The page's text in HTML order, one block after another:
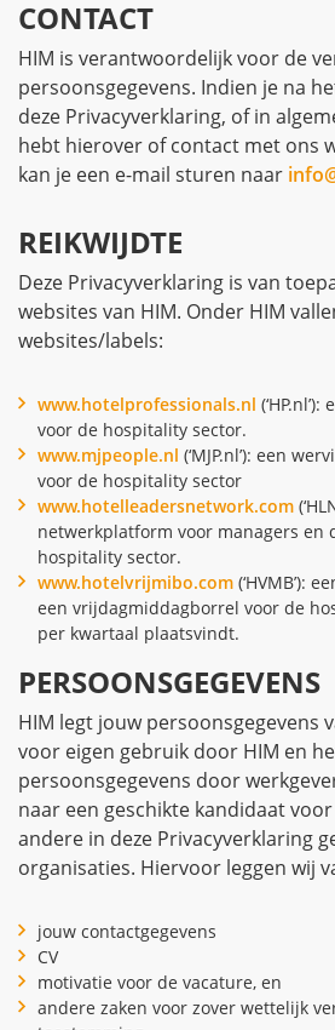
CONTACT
HIM is verantwoordelijk voor de
persoonsgegevens. Indien je na
deze Privacyverklaring, of in
hebt hierover of contact met ons
kan je een e-mail sturen naar
REIKWIJDTE
Deze Privacyverklaring is van
websites van HIM. Onder HIM
websites/labels:
www.hotelprofessionals.nl
voor de hospitality sector.
www.mjpeople.nl (‘MJP.nl’): een
voor de hospitality sector
www.hotelleadersnetwork.com
netwerkplatform voor managers en
hospitality sector.
www.hotelvrijmibo.com (‘HVMB’):
een vrijdagmiddagborrel voor de
per kwartaal plaatsvindt.
PERSOONSGEGEVENS
HIM legt jouw persoonsgegevens
voor eigen gebruik door HIM en
persoonsgegevens door
naar een geschikte kandidaat
andere in deze Privacyverklaring
organisaties. Hiervoor leggen wij
jouw contactgegevens
CV
motivatie voor de vacature, en
andere zaken voor zover wettelijk